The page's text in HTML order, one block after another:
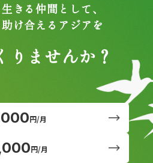
きる仲間として、
け合えるアジアを
りませんか？
円/月
円/月